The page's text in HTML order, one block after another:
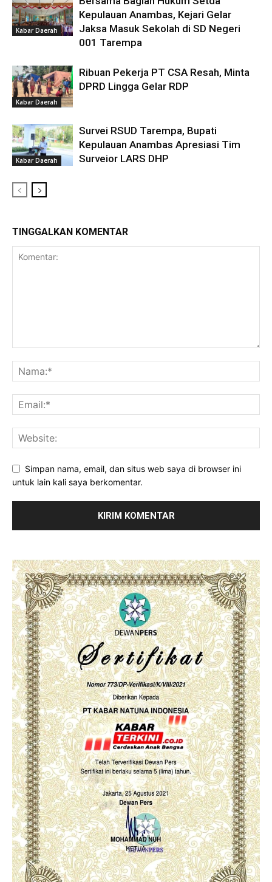
Kabar Daerah
Kepulauan Anambas, Kejari Gelar
Jaksa Masuk Sekolah di SD Negeri
001 Tarempa
Kabar Daerah
Ribuan Pekerja PT CSA Resah, Minta
DPRD Lingga Gelar RDP
Kabar Daerah
Survei RSUD Tarempa, Bupati
Kepulauan Anambas Apresiasi Tim
Surveior LARS DHP
TINGGALKAN KOMENTAR
Simpan nama, email, dan situs web saya di browser ini
untuk lain kali saya berkomentar.